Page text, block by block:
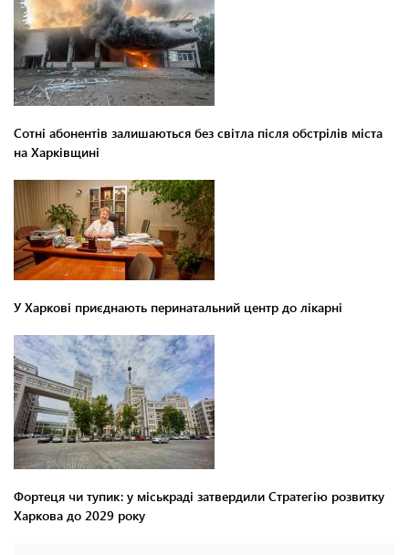
Сотні абонентів залишаються без світла після обстрілів міста
на Харківщині
У Харкові приєднають перинатальний центр до лікарні
Фортеця чи тупик: у міськраді затвердили Стратегію розвитку
Харкова до 2029 року